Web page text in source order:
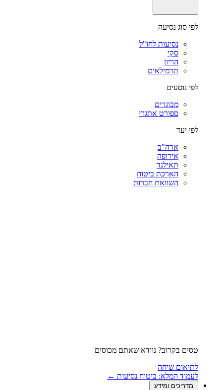
לפי סוג נסיעה
נסיעות לחו"ל
סקי
הריון
תרמילאים
לפי נוסעים
מבוגרים
ספורט אתגרי
לפי יעד
ארה"ב
אירופה
תאילנד
הארכת ביטוח
השוואת חברות
טסים בקרוב? נוודא שאתם מכוסים
לתיאום שיחה
לעמוד המלא: ביטוח נסיעות ←
מדריכים ומידע